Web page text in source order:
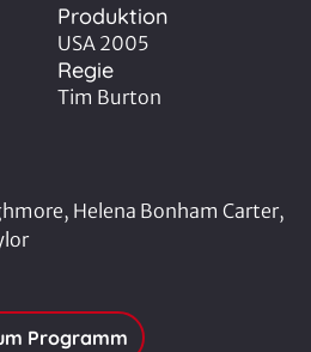
Produktion
USA 2005
Regie
Tim Burton
Helena Bonham Carter,
Programm